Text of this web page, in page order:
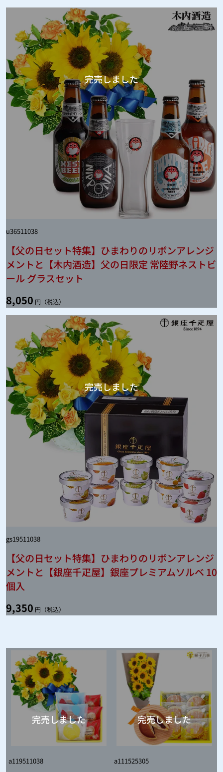
u36511038
【父の日セット特集】ひまわりのリボンアレンジ
メントと【木内酒造】父の日限定 常陸野ネストビ
ール グラスセット
8,050 円（税込）
gs19511038
【父の日セット特集】ひまわりのリボンアレンジ
メントと【銀座千疋屋】銀座プレミアムソルベ 10
個入
9,350 円（税込）
a119511038 a111525305